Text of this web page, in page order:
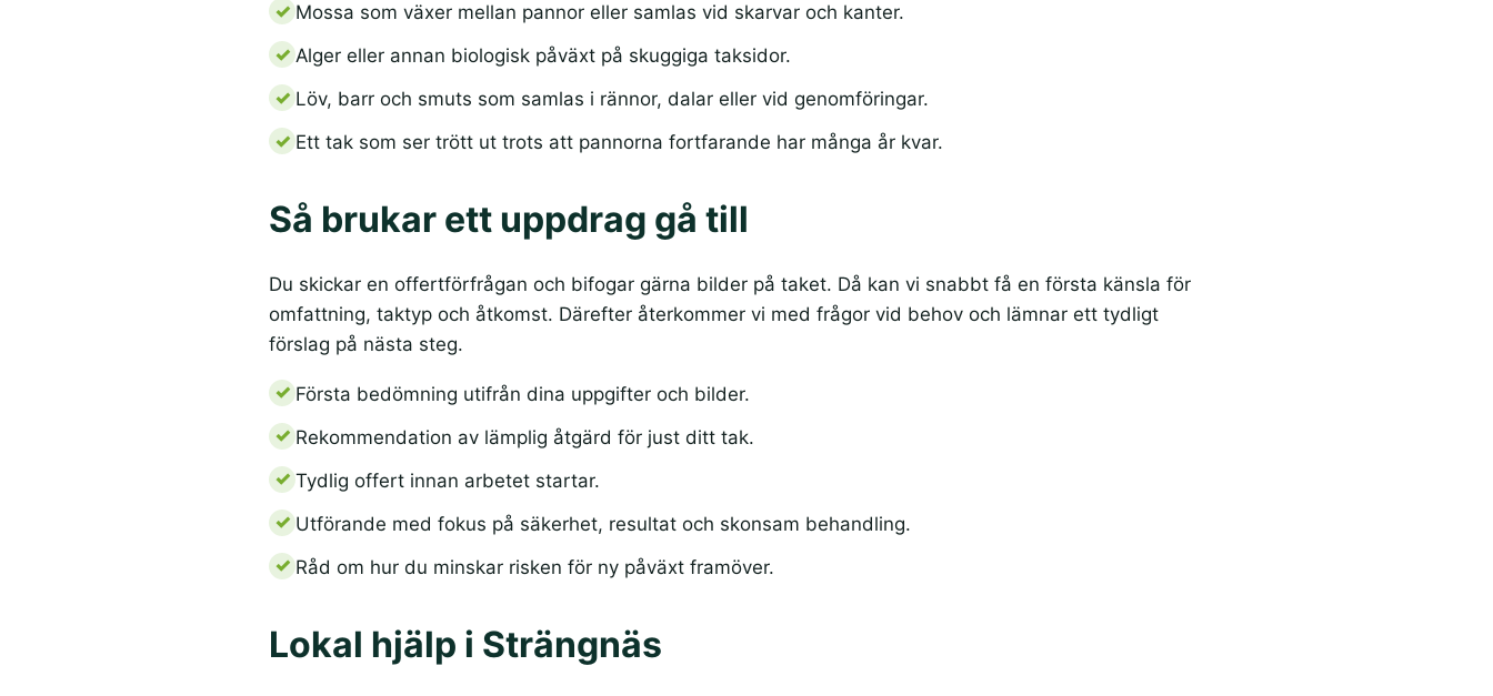
Mossa som växer mellan pannor eller samlas vid skarvar och kanter.
Alger eller annan biologisk påväxt på skuggiga taksidor.
Löv, barr och smuts som samlas i rännor, dalar eller vid genomföringar.
Ett tak som ser trött ut trots att pannorna fortfarande har många år kvar.
Så brukar ett uppdrag gå till
Du skickar en offertförfrågan och bifogar gärna bilder på taket. Då kan vi snabbt få en första känsla för
omfattning, taktyp och åtkomst. Därefter återkommer vi med frågor vid behov och lämnar ett tydligt
förslag på nästa steg.
Första bedömning utifrån dina uppgifter och bilder.
Rekommendation av lämplig åtgärd för just ditt tak.
Tydlig offert innan arbetet startar.
Utförande med fokus på säkerhet, resultat och skonsam behandling.
Råd om hur du minskar risken för ny påväxt framöver.
Lokal hjälp i Strängnäs